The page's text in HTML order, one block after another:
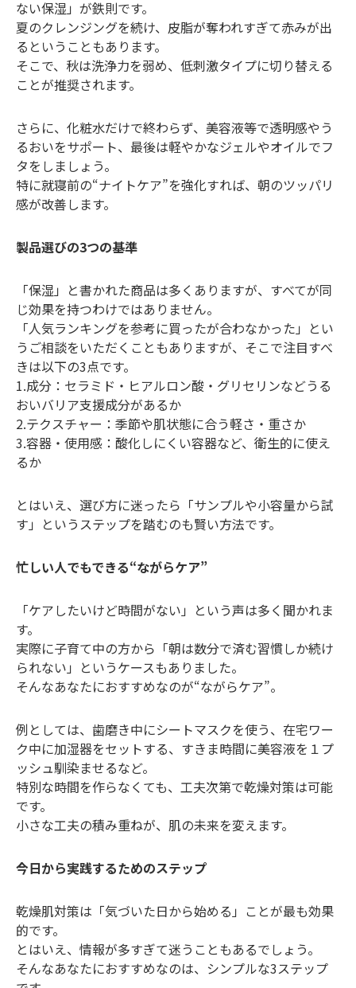
ない保湿」が鉄則です。
夏のクレンジングを続け、皮脂が奪われすぎて赤みが出
るということもあります。
そこで、秋は洗浄力を弱め、低刺激タイプに切り替える
ことが推奨されます。
さらに、化粧水だけで終わらず、美容液等で透明感やう
るおいをサポート、最後は軽やかなジェルやオイルでフ
タをしましょう。
特に就寝前の“ナイトケア”を強化すれば、朝のツッパリ
感が改善します。
製品選びの3つの基準
「保湿」と書かれた商品は多くありますが、すべてが同
じ効果を持つわけではありません。
「人気ランキングを参考に買ったが合わなかった」とい
うご相談をいただくこともありますが、そこで注目すべ
きは以下の3点です。
1.成分：セラミド・ヒアルロン酸・グリセリンなどうる
おいバリア支援成分があるか
2.テクスチャー：季節や肌状態に合う軽さ・重さか
3.容器・使用感：酸化しにくい容器など、衛生的に使え
るか
とはいえ、選び方に迷ったら「サンプルや小容量から試
す」というステップを踏むのも賢い方法です。
忙しい人でもできる“ながらケア”
「ケアしたいけど時間がない」という声は多く聞かれま
す。
実際に子育て中の方から「朝は数分で済む習慣しか続け
られない」というケースもありました。
そんなあなたにおすすめなのが“ながらケア”。
例としては、歯磨き中にシートマスクを使う、在宅ワー
ク中に加湿器をセットする、すきま時間に美容液を１プ
ッシュ馴染ませるなど。
特別な時間を作らなくても、工夫次第で乾燥対策は可能
です。
小さな工夫の積み重ねが、肌の未来を変えます。
今日から実践するためのステップ
乾燥肌対策は「気づいた日から始める」ことが最も効果
的です。
とはいえ、情報が多すぎて迷うこともあるでしょう。
そんなあなたにおすすめなのは、シンプルな3ステップ